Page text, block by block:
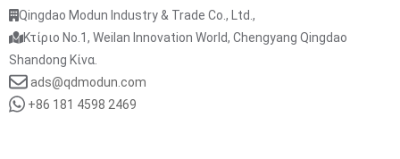
Qingdao Modun Industry & Trade Co., Ltd.,
Κτίριο No.1, Weilan Innovation World, Chengyang Qingdao
Shandong Κίνα.
ads@qdmodun.com
+86 181 4598 2469